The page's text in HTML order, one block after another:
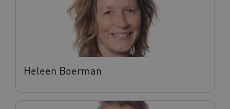
Heleen Boerman
Naam
Provider
__Secure-ROLLOUT_TOKEN
.youtube.com
UMB_SESSION
www.vilans.nl